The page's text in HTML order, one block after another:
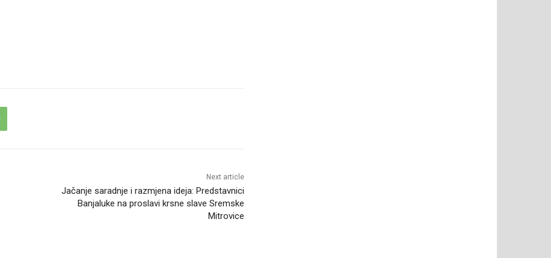
Next article
Jačanje saradnje i razmjena ideja: Predstavnici
Banjaluke na proslavi krsne slave Sremske
Mitrovice